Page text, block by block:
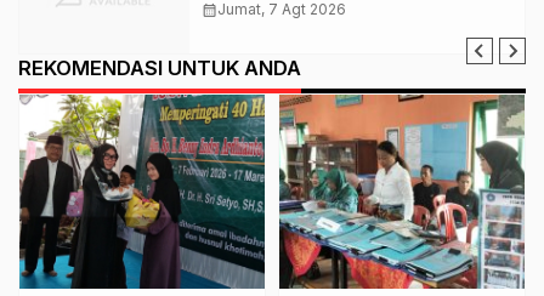
розбір для українських гравців
calendar_monthJumat, 7 Agt 2026
REKOMENDASI UNTUK ANDA